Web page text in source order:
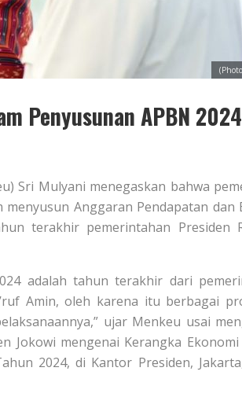
Penyusunan APBN 2024
Sri Mulyani menegaskan bahwa
Anggaran Pendapatan dan
terakhir pemerintahan Presiden
adalah tahun terakhir dari
Amin, oleh karena itu berbagai
ujar Menkeu usai
Jokowi mengenai Kerangka
2024, di Kantor Presiden,